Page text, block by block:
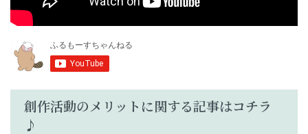
創作活動のメリットに関する記事はコチラ
♪